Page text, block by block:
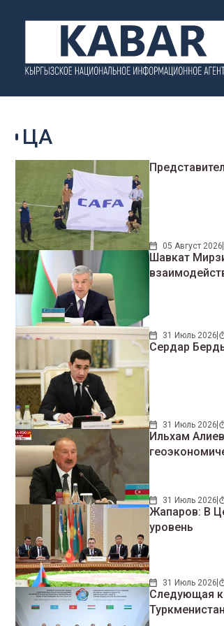
ЦА
05 Август 2026
Шавкат
31 Июль 2026
Сердар
31 Июль 2026
Ильхам
31 Июль 2026
Жапаров: В
уровень
31 Июль 2026
Следующая